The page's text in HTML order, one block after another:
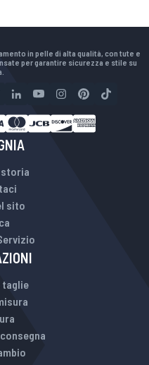
in pelle di alta qualità, con tute e
per garantire sicurezza e stile su
sito
taglie